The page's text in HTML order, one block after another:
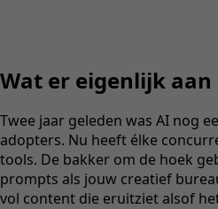
Wat er eigenlijk aan
Twee jaar geleden was AI nog
adopters. Nu heeft élke
tools. De bakker om de hoek
prompts als jouw creatief
vol content die eruitziet alsof